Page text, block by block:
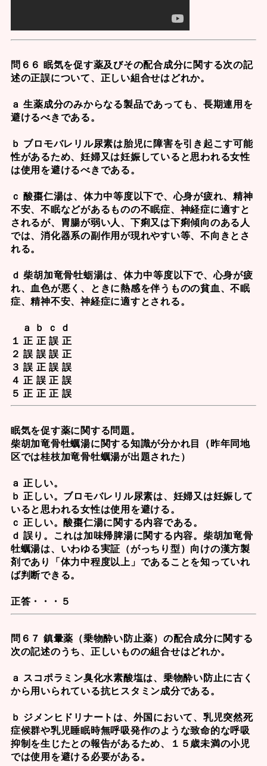
問６６ 眠気を促す薬及びその配合成分に関する次の記
述の正誤について、正しい組合せはどれか。
ａ 生薬成分のみからなる製品であっても、長期連用を
避けるべきである。
ｂ ブロモバレリル尿素は胎児に障害を引き起こす可能
性があるため、妊婦又は妊娠していると思われる女性
は使用を避けるべきである。
ｃ 酸棗仁湯は、体力中等度以下で、心身が疲れ、精神
不安、不眠などがあるものの不眠症、神経症に適すと
されるが、胃腸が弱い人、下痢又は下痢傾向のある人
では、消化器系の副作用が現れやすい等、不向きとさ
れる。
ｄ 柴胡加竜骨牡蛎湯は、体力中等度以下で、心身が疲
れ、血色が悪く、ときに熱感を伴うものの貧血、不眠
症、精神不安、神経症に適すとされる。
ａ ｂ ｃ ｄ
１ 正 正 誤 正
２ 誤 誤 誤 正
３ 誤 正 誤 誤
４ 正 誤 正 誤
５ 正 正 正 誤
眠気を促す薬に関する問題。
柴胡加竜骨牡蠣湯に関する知識が分かれ目（昨年同地
区では桂枝加竜骨牡蠣湯が出題された）
ａ 正しい。
ｂ 正しい。 ブロモバレリル尿素は、妊婦又は妊娠して
いると思われる女性は使用を避ける。
ｃ 正しい。酸棗仁湯に関する内容である。
ｄ 誤り。これは加味帰脾湯に関する内容。 柴胡加竜骨
牡蠣湯は、いわゆる実証（がっちり型）向けの漢方製
剤であり「体力中程度以上」であることを知っていれ
ば判断できる。
正答・・・５
問６７ 鎮暈薬（乗物酔い防止薬）の配合成分に関する
次の記述のうち、正しいものの組合せはどれか。
ａ スコポラミン臭化水素酸塩は、乗物酔い防止に古く
から用いられている抗ヒスタミン成分である。
ｂ ジメンヒドリナートは、外国において、乳児突然死
症候群や乳児睡眠時無呼吸発作のような致命的な呼吸
抑制を生じたとの報告があるため、１５歳未満の小児
では使用を避ける必要がある。